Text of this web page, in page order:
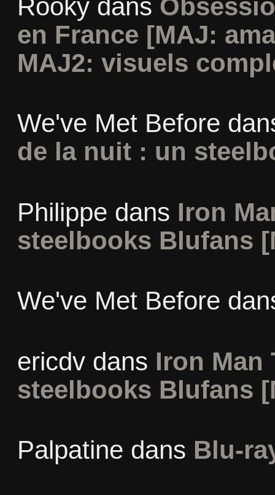
Rookydans
en France [MAJ:
MAJ2: visuels
We've Met Before
de la nuit : un
Philippe dans Iron
steelbooks Blufans
We've Met Before
ericdvdans Iron Man
steelbooks Blufans
Palpatine dans Blu-